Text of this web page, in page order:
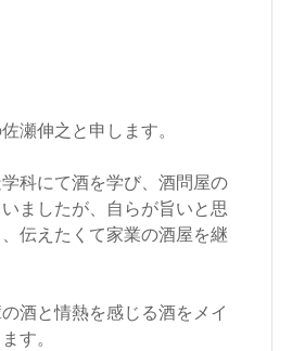
瀬伸之と申します。
科にて酒を学び、酒問屋の
ましたが、自らが旨いと思
伝えたくて家業の酒屋を継
酒と情熱を感じる酒をメイ
す。